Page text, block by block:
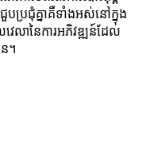
ជួបប្រជុំគ្នាគឺទាំងអស់នៅក្នុង
វេលានៃការអភិវឌ្ឍន៍ដែល
។